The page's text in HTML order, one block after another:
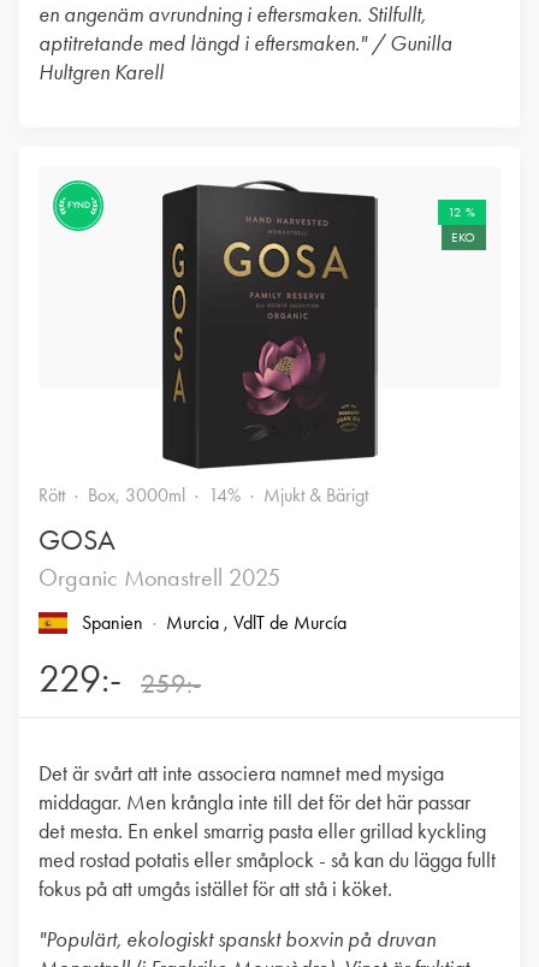
en angenäm avrundning i eftersmaken. Stilfullt,
aptitretande med längd i eftersmaken." / Gunilla
Hultgren Karell
FYND
12 %
EKO
Rött Box, 3000ml 14% Mjukt & Bärigt
GOSA
Organic Monastrell 2025
Spanien Murcia , VdlT de Murcía
229:- 259:-
Det är svårt att inte associera namnet med mysiga
middagar. Men krångla inte till det för det här passar
det mesta. En enkel smarrig pasta eller grillad kyckling
med rostad potatis eller småplock - så kan du lägga fullt
fokus på att umgås istället för att stå i köket.
"Populärt, ekologiskt spanskt boxvin på druvan